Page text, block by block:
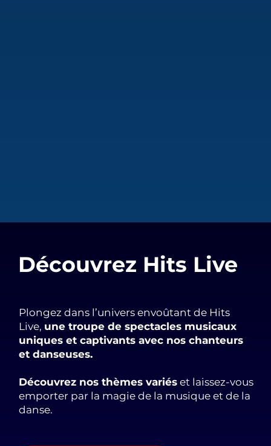
Découvrez Hits Live
Plongez dans l’univers envoûtant de Hits
Live, une troupe de spectacles musicaux
uniques et captivants avec nos chanteurs
et danseuses.
Découvrez nos thèmes variéset laissez-vous
emporter par la magie de la musique et de la
danse.